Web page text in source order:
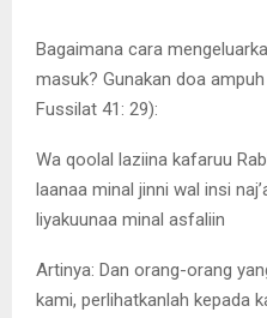
Bagaimana cara
masuk? Gunakan doa
Fussilat 41: 29):
Wa qoolal laziina kafaruu
laanaa minal jinni wal insi
liyakuunaa minal asfaliin
Artinya: Dan orang-orang
kami, perlihatkanlah kepada